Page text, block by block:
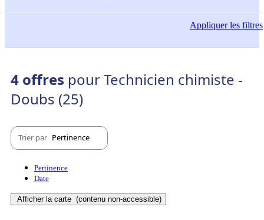
Appliquerles filtres
4 offres pour Technicien chimiste -
Doubs (25)
Trier par Pertinence
Pertinence
Date
Afficher la carte (contenu non-accessible)